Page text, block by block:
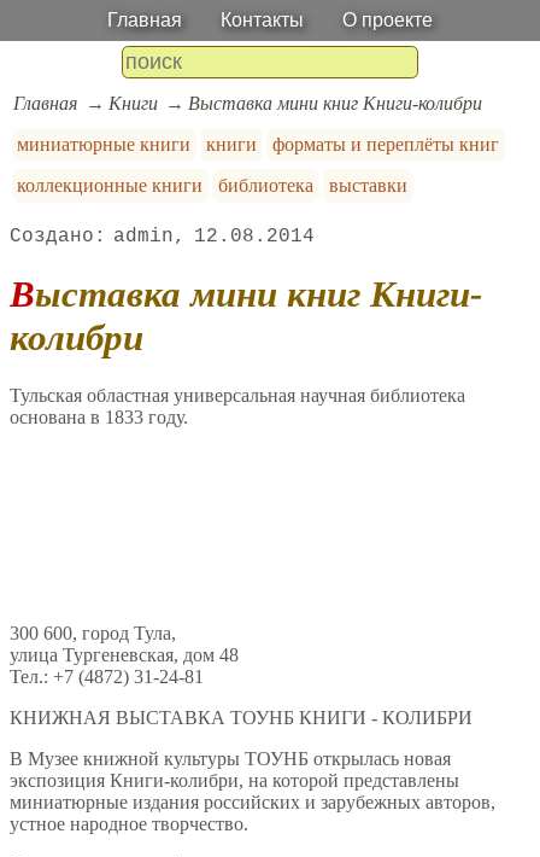
Главная Контакты О проекте
Главная Книги
Выставка мини книг Книги-колибри
миниатюрные книги
книги
форматы и переплёты книг
коллекционные книги
библиотека выставки
admin 12.08.2014
Выставка мини книг Книги-
колибри
Тульская областная универсальная научная библиотека
основана в 1833 году.
300 600, город Тула,
улица Тургеневская, дом 48
Тел.: +7 (4872) 31-24-81
КНИЖНАЯ ВЫСТАВКА ТОУНБ КНИГИ - КОЛИБРИ
В Музее книжной культуры ТОУНБ открылась новая
экспозиция Книги-колибри, на которой представлены
миниатюрные издания российских и зарубежных авторов,
устное народное творчество.